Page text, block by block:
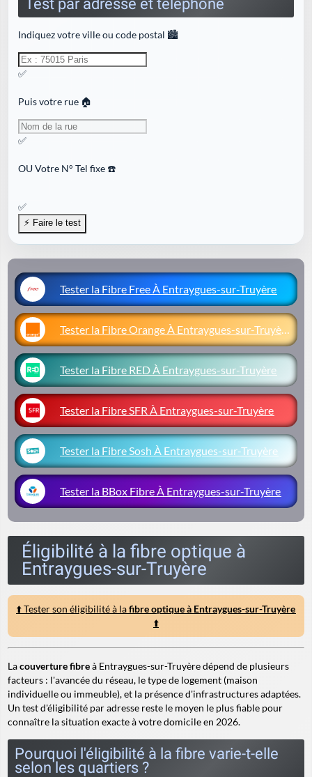
Indiquez votre ville ou code postal 🏙️
✅
Puis votre rue 🏠
✅
OUVotre N° Tel fixe ☎️
✅
Tester la Fibre Free À Entraygues-sur-Truyère
Tester la Fibre Orange À Entraygues-sur-Truyère
Tester la Fibre RED À Entraygues-sur-Truyère
Tester la Fibre SFR À Entraygues-sur-Truyère
Tester la Fibre Sosh À Entraygues-sur-Truyère
Tester la BBox Fibre À Entraygues-sur-Truyère
Éligibilité à la fibre optique à
Entraygues-sur-Truyère
⬆️ Tester son éligibilité à lafibre optique à Entraygues-sur-Truyère
⬆️
Lacouverture fibreà Entraygues-sur-Truyère dépend de plusieurs
facteurs : l'avancée du réseau, le type de logement (maison
individuelle ou immeuble), et la présence d'infrastructures adaptées.
Un test d'éligibilité par adresse reste le moyen le plus fiable pour
connaître la situation exacte à votre domicile en 2026.
Pourquoi l'éligibilité à la fibre varie-t-elle
selon les quartiers ?